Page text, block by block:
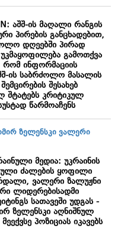
აშშ-ის მაღალი რანგის
პირების განცხადებით,
დღეებში პირად
უკმაყოფილება გამოთქვა
რომ ინფორმაციის
ის საბრძოლო მასალის
შესახებ
შტატებს კრიტიკულ
წარმოაჩენს
მედია: უკრაინის
ძალების ყოფილი
ვალერი ზალუჟნი
ლიდერებისადმი
სათავეში უდგას -
ზელენსკი აღნიშნულ
პოზიციას იკავებს